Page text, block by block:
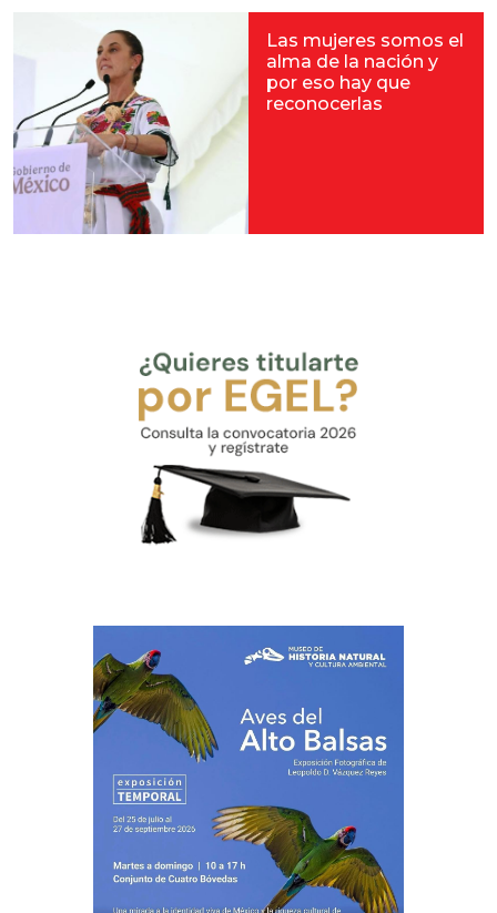
Las mujeres somos el
alma de la nación y
por eso hay que
reconocerlas